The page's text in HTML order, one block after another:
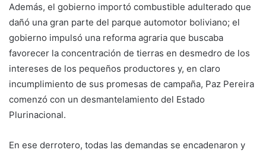
Además, el gobierno importó combustible adulterado que
dañó una gran parte del parque automotor boliviano; el
gobierno impulsó una reforma agraria que buscaba
favorecer la concentración de tierras en desmedro de los
intereses de los pequeños productores y, en claro
incumplimiento de sus promesas de campaña, Paz Pereira
comenzó con un desmantelamiento del Estado
Plurinacional.
En ese derrotero, todas las demandas se encadenaron y